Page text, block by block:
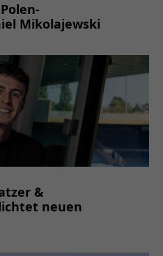
Mikolajewski
&
neuen